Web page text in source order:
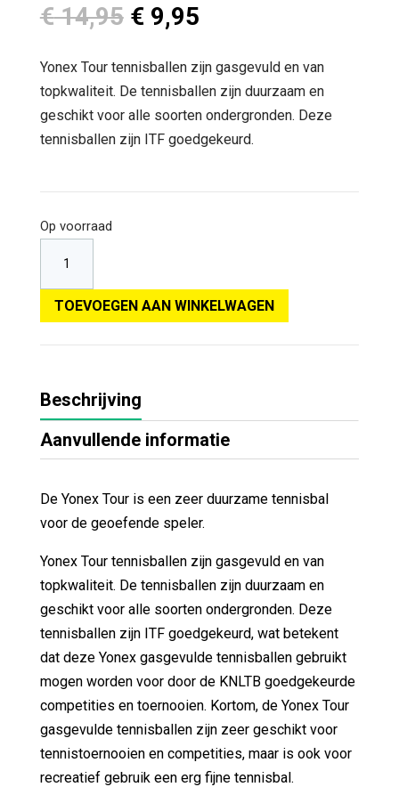
€14,95 Oorspronkelijke
was:
€ 14,95.
€9,95Huidige
is:
€ 9,95.
Yonex Tour tennisballen zijn gasgevuld en van
topkwaliteit. De tennisballen zijn duurzaam en
geschikt voor alle soorten ondergronden. Deze
tennisballen zijn ITF goedgekeurd.
Op voorraad
TOEVOEGEN AAN WINKELWAGEN
Beschrijving
Aanvullende informatie
De Yonex Tour is een zeer duurzame tennisbal
voor de geoefende speler.
Yonex Tour tennisballen zijn gasgevuld en van
topkwaliteit. De tennisballen zijn duurzaam en
geschikt voor alle soorten ondergronden. Deze
tennisballen zijn ITF goedgekeurd, wat betekent
dat deze Yonex gasgevulde tennisballen gebruikt
mogen worden voor door de KNLTB goedgekeurde
competities en toernooien. Kortom, de Yonex Tour
gasgevulde tennisballen zijn zeer geschikt voor
tennistoernooien en competities, maar is ook voor
recreatief gebruik een erg fijne tennisbal.